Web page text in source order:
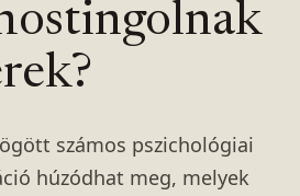
számos pszichológiai
húzódhat meg, melyek